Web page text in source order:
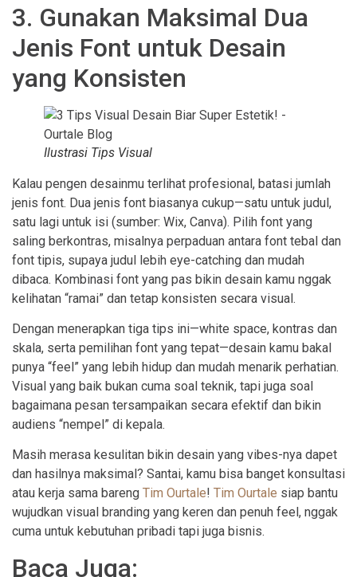
3. Gunakan Maksimal Dua
Jenis Font untuk Desain
yang Konsisten
Ilustrasi Tips Visual
Kalau pengen desainmu terlihat profesional, batasi jumlah
jenis font. Dua jenis font biasanya cukup—satu untuk judul,
satu lagi untuk isi (sumber: Wix, Canva). Pilih font yang
saling berkontras, misalnya perpaduan antara font tebal dan
font tipis, supaya judul lebih eye-catching dan mudah
dibaca. Kombinasi font yang pas bikin desain kamu nggak
kelihatan “ramai” dan tetap konsisten secara visual.
Dengan menerapkan tiga tips ini—white space, kontras dan
skala, serta pemilihan font yang tepat—desain kamu bakal
punya “feel” yang lebih hidup dan mudah menarik perhatian.
Visual yang baik bukan cuma soal teknik, tapi juga soal
bagaimana pesan tersampaikan secara efektif dan bikin
audiens “nempel” di kepala.
Masih merasa kesulitan bikin desain yang vibes-nya dapet
dan hasilnya maksimal? Santai, kamu bisa banget konsultasi
atau kerja sama bareng Tim Ourtale! Tim Ourtale siap bantu
wujudkan visual branding yang keren dan penuh feel, nggak
cuma untuk kebutuhan pribadi tapi juga bisnis.
Baca Juga: